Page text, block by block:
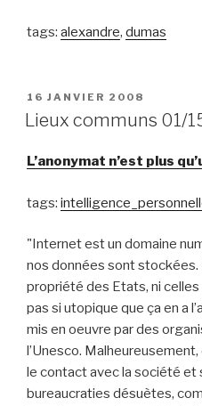
tags: alexandre, dumas
PUBLIÉ
LE
16 JANVIER 2008
Lieux communs 01/
L’anonymat n’est plus
tags:
"Internet est un domaine
nos données sont stockées.
propriété des Etats, ni celles
pas si utopique que ça en a
mis en oeuvre par des
l’Unesco.
le contact avec la société et
bureaucraties désuètes,